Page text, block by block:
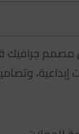
جرافيك
إبداعية،